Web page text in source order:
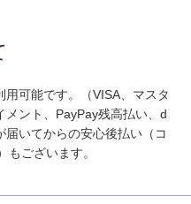
可能です。（VISA、マスタ
ント、PayPay残高払い、d
いてからの安心後払い（コ
もございます。